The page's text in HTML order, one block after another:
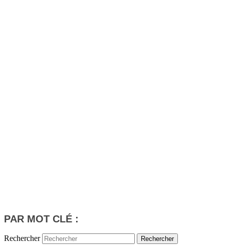
PAR MOT CLÉ :
Rechercher